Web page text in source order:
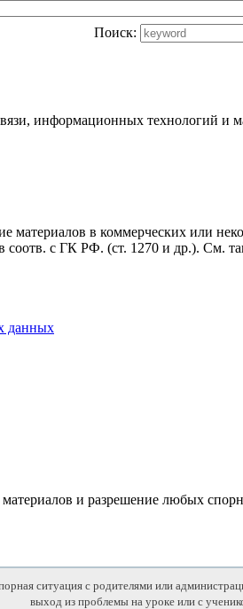
Поиск:
информационных технологий и
материалов в коммерческих или
соотв. с ГК РФ. (ст. 1270 и др.). См.
данных
материалов и разрешение любых
ситуация с родителями или
выход из проблемы на уроке или с